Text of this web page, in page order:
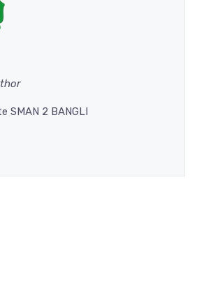
SMAN 2 BANGLI